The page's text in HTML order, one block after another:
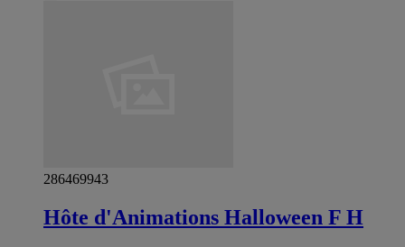
286469943
Hôte d'Animations Halloween F H